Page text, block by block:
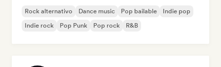
Rock alternativo Dance music Pop bailable
Indie pop
Indie rock
Pop Punk Pop rock R&B